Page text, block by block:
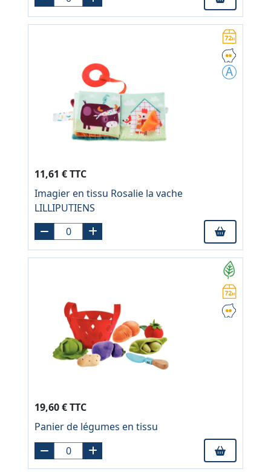
11,61 € TTC
Imagier en tissu Rosalie la vache
LILLIPUTIENS
19,60 € TTC
Panier de légumes en tissu